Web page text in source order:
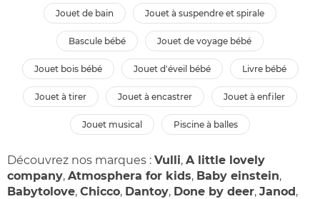
jouet de bain jouet à suspendre et spirale
bascule bébé jouet de voyage bébé
jouet bois bébé jouet d'éveil bébé livre bébé
jouet à tirer jouet à encastrer jouet à enfiler
jouet musical piscine à balles
Découvrez nos marques : Vulli, A little lovely
company, Atmosphera for kids, Baby einstein,
Babytolove, Chicco, Dantoy, Done by deer, Janod,